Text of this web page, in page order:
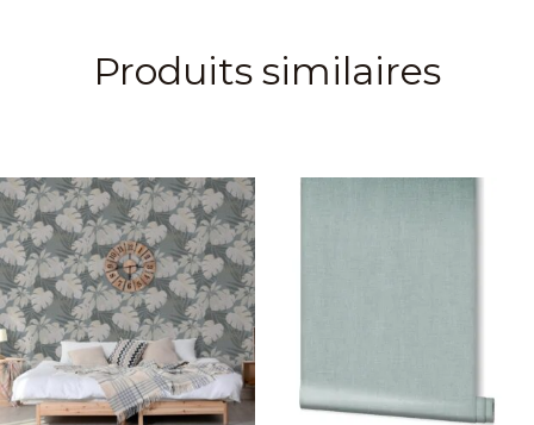
Produits similaires